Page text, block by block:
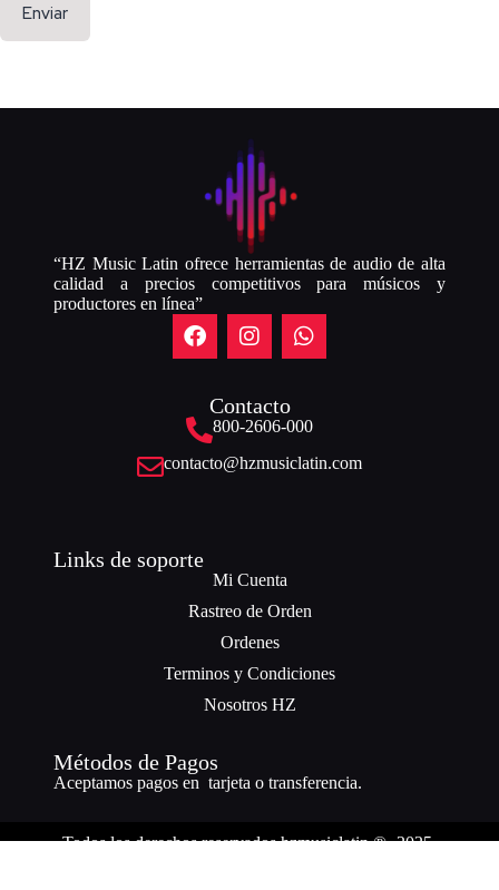
Enviar
“HZ Music Latin ofrece herramientas de audio de alta
calidad a precios competitivos para músicos y
productores en línea”
Contacto
800-2606-000
contacto@hzmusiclatin.com
Links de soporte
Mi Cuenta
Rastreo de Orden
Ordenes
Terminos y Condiciones
Nosotros HZ
Métodos de Pagos
Aceptamos pagos en tarjeta o transferencia.
Todos los derechos reservados hzmusiclatin ® -2025.